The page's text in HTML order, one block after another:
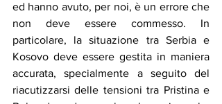
ed hanno avuto, per noi, è un errore che
non deve essere commesso. In
particolare, la situazione tra Serbia e
Kosovo deve essere gestita in maniera
accurata, specialmente a seguito del
riacutizzarsi delle tensioni tra Pristina e